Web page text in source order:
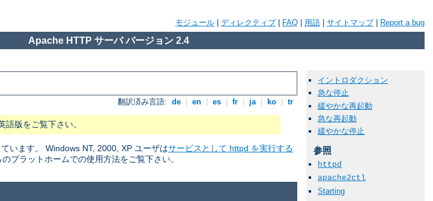
モジュール ディレクティブ FAQ 用語 サイトマップ| Report a bug
Apache HTTP サーバ バージョン 2.4
翻訳済み言語: de en es fr ja ko tr
版をご覧下さい。
います。 Windows NT, 2000, XP ユーザはサービスとして httpd を実行する
プラットホームでの使用方法をご覧下さい。
イントロダクション
急な停止
緩やかな再起動
急な再起動
緩やかな停止
参照
httpd
apache2ctl
Starting